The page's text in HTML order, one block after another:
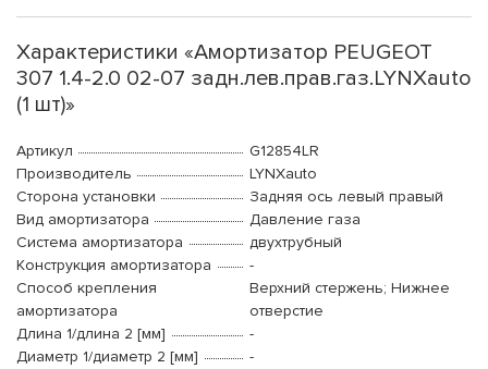
Характеристики «Амортизатор PEUGEOT
307 1.4-2.0 02-07 задн.лев.прав.газ.LYNXauto
(1 шт)»
Артикул
G12854LR
Производитель
LYNXauto
Сторона установки
Задняя ось левый правый
Вид амортизатора
Давление газа
Система амортизатора
двухтрубный
Конструкция амортизатора
-
Способ крепления
амортизатора
Верхний стержень; Нижнее
отверстие
Длина 1/длина 2 [мм]
-
Диаметр 1/диаметр 2 [мм]
-